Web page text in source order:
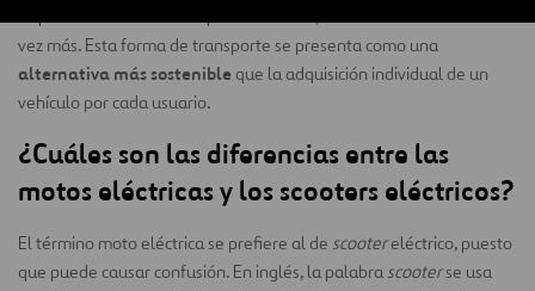
vez más. Esta forma de transporte se presenta como una
alternativa más sostenible que la adquisición individual de un
vehículo por cada usuario.
¿Cuáles son las diferencias entre las
motos eléctricas y los scooters eléctricos?
El término moto eléctrica se prefiere al de scootereléctrico, puesto
que puede causar confusión. En inglés, la palabra scooterse usa